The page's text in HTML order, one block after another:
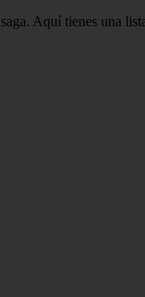
Aquí tienes una